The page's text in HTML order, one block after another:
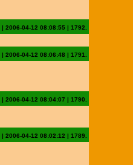
| 2006-04-12 08:08:55| 1792.
| 2006-04-12 08:06:48 | 1791.
| 2006-04-12 08:04:07 | 1790.
| 2006-04-12 08:02:12 | 1789.